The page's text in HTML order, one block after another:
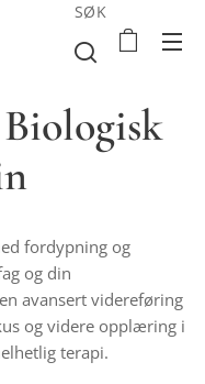
SØK
fordypning og
og din
avansert videreføring
og videre opplæring i
terapi.